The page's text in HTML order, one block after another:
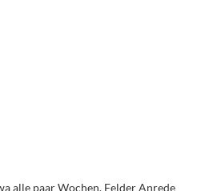
alle paar Wochen. Felder Anrede